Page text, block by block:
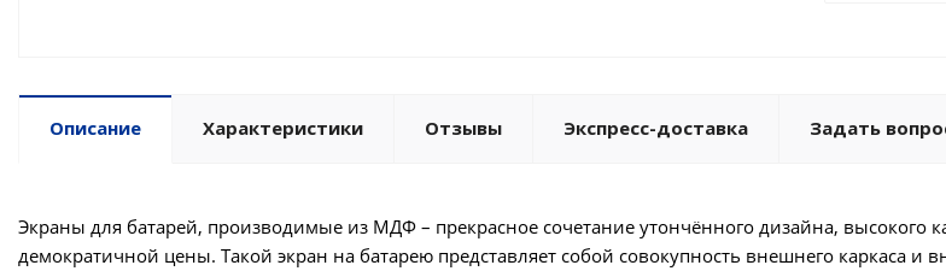
Описание Характеристики Отзывы Экспресс-доставка Задать
Экраны для батарей, производимые из МДФ – прекрасное сочетание утончённого дизайна, высокого
демократичной цены. Такой экран на батарею представляет собой совокупность внешнего каркаса и